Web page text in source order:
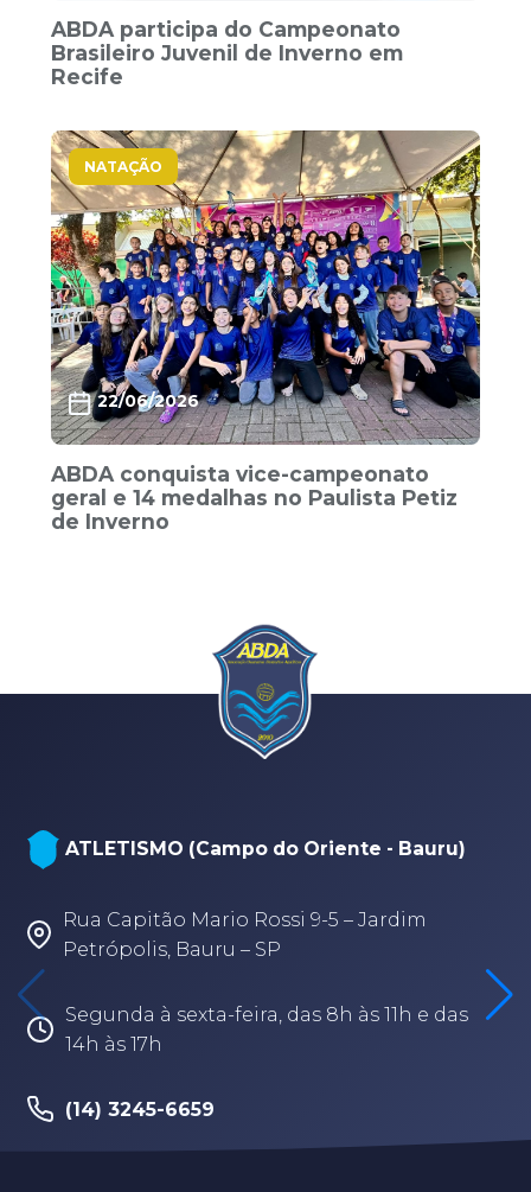
ABDA participa do Campeonato
Brasileiro Juvenil de Inverno em
Recife
NATAÇÃO
22/06/2026
ABDA conquista vice-campeonato
geral e 14 medalhas no Paulista Petiz
de Inverno
ATLETISMO (Campo do Oriente - Bauru)
Rua Capitão Mario Rossi 9-5 – Jardim
Petrópolis, Bauru – SP
Segunda à sexta-feira, das 8h às 11h e das
14h às 17h
(14) 3245-6659